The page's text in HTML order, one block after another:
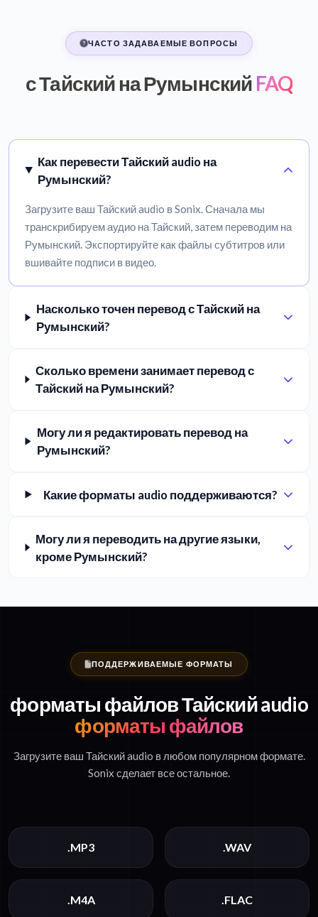
ЧАСТО ЗАДАВАЕМЫЕ ВОПРОСЫ
с Тайский на Румынский FAQ
Как перевести Тайский audio на
Румынский?
Загрузите ваш Тайский audio в Sonix. Сначала мы
транскрибируем аудио на Тайский, затем переводим на
Румынский. Экспортируйте как файлы субтитров или
вшивайте подписи в видео.
Насколько точен перевод с Тайский на
Румынский?
Сколько времени занимает перевод с
Тайский на Румынский?
Могу ли я редактировать перевод на
Румынский?
Какие форматы audio поддерживаются?
Могу ли я переводить на другие языки,
кроме Румынский?
ПОДДЕРЖИВАЕМЫЕ ФОРМАТЫ
форматы файлов Тайский audio
форматы файлов
Загрузите ваш Тайский audio в любом популярном формате.
Sonix сделает все остальное.
.MP3 .WAV
.M4A .FLAC